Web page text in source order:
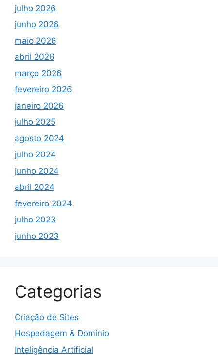
julho 2026
junho 2026
maio 2026
abril 2026
março 2026
fevereiro 2026
janeiro 2026
julho 2025
agosto 2024
julho 2024
junho 2024
abril 2024
fevereiro 2024
julho 2023
junho 2023
Categorias
Criação de Sites
Hospedagem & Domínio
Inteligência Artificial